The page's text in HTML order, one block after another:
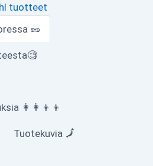
tuotteet
🥜
👩‍👩‍👦‍👦
Tuotekuvia 🗾